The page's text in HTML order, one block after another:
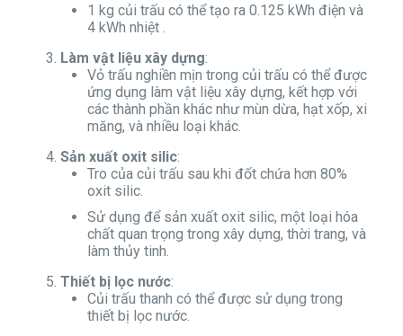
1 kg củi trấu có thể tạo ra 0.125 kWh điện và
4 kWh nhiệt .
Làm vật liệu xây dựng:
Vỏ trấu nghiền mịn trong củi trấu có thể được
ứng dụng làm vật liệu xây dựng, kết hợp với
các thành phần khác như mùn dừa, hạt xốp, xi
măng, và nhiều loại khác.
Sản xuất oxit silic:
Tro của củi trấu sau khi đốt chứa hơn 80%
oxit silic.
Sử dụng để sản xuất oxit silic, một loại hóa
chất quan trọng trong xây dựng, thời trang, và
làm thủy tinh.
Thiết bị lọc nước:
Củi trấu thanh có thể được sử dụng trong
thiết bị lọc nước.